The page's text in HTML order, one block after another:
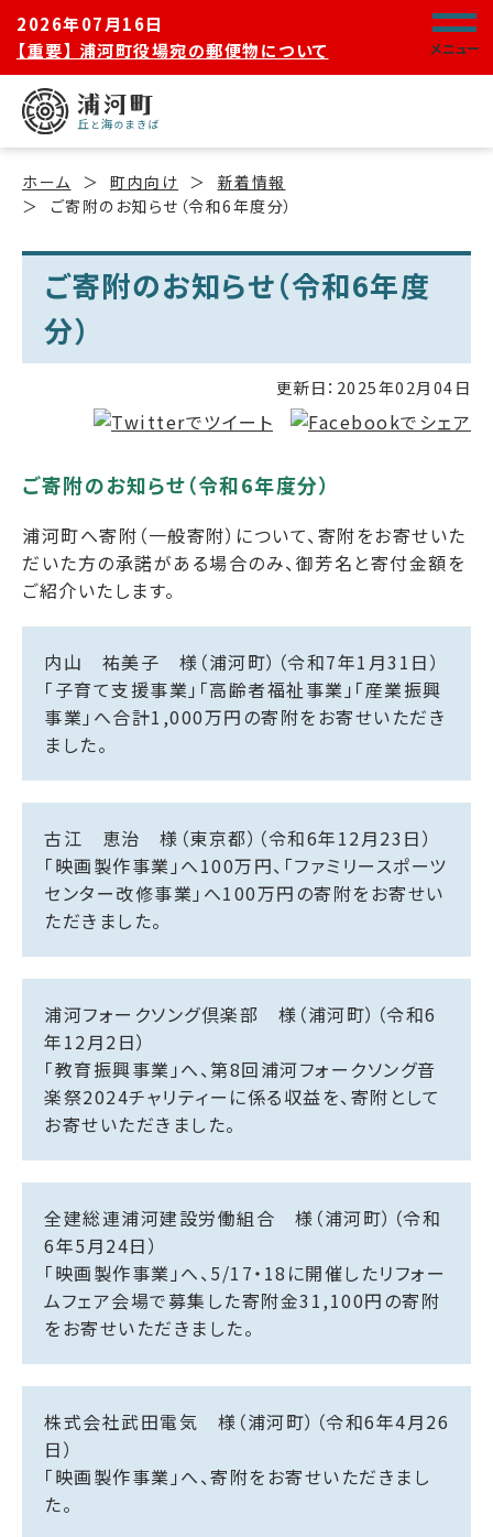
2026年07月16日
【重要】 浦河町役場宛の郵便物について
メニュー
ホーム 町内向け
新着情報
ご寄附のお知らせ（令和6年度分）
ご寄附のお知らせ（令和6年度
分）
更新日： 2025年02月04日
ご寄附のお知らせ（令和6年度分）
浦河町へ寄附（一般寄附）について、寄附をお寄せいた
だいた方の承諾がある場合のみ、御芳名と寄付金額を
ご紹介いたします。
内山 祐美子 様（浦河町）（令和7年1月31日）
「子育て支援事業」「高齢者福祉事業」「産業振興
事業」へ合計1,000万円の寄附をお寄せいただき
ました。
古江 恵治 様（東京都）（令和6年12月23日）
「映画製作事業」へ100万円、「ファミリースポーツ
センター改修事業」へ100万円の寄附をお寄せい
ただきました。
浦河フォークソング倶楽部 様（浦河町）（令和6
年12月2日）
「教育振興事業」へ、第8回浦河フォークソング音
楽祭2024チャリティーに係る収益を、寄附として
お寄せいただきました。
全建総連浦河建設労働組合 様（浦河町）（令和
6年5月24日）
「映画製作事業」へ、5/17・18に開催したリフォー
ムフェア会場で募集した寄附金31,100円の寄附
をお寄せいただきました。
株式会社武田電気 様（浦河町）（令和6年4月26
日）
「映画製作事業」へ、寄附をお寄せいただきまし
た。